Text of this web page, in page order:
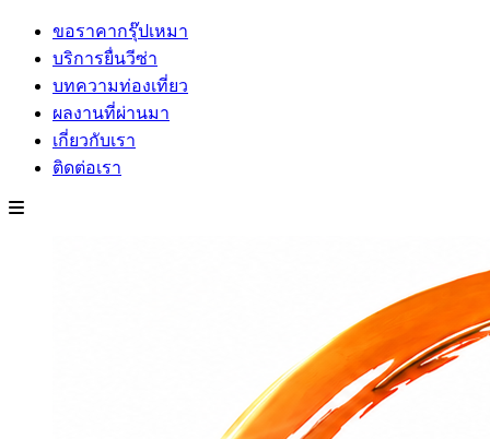
ขอราคากรุ๊ปเหมา
บริการยื่นวีซ่า
บทความท่องเที่ยว
ผลงานที่ผ่านมา
เกี่ยวกับเรา
ติดต่อเรา